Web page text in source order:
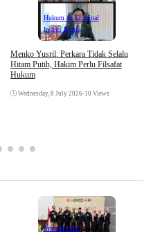
Hukum & Kriminal
Indeks Berita
Menko Yusril: Perkara Tidak Selalu
Hitam Putih, Hakim Perlu Filsafat
Hukum
Wednesday, 8 July 2026•10 Views
Internasional